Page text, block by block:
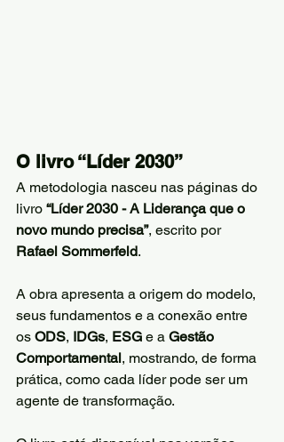
O livro “Líder 2030”
A metodologia nasceu nas páginas do
livro “Líder 2030 - A Liderança que o
novo mundo precisa”, escrito por
Rafael Sommerfeld.
A obra apresenta a origem do modelo,
seus fundamentos e a conexão entre
os ODS, IDGs, ESG e a Gestão
Comportamental, mostrando, de forma
prática, como cada líder pode ser um
agente de transformação.